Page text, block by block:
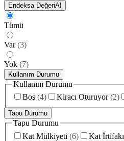
Endeksa DeğeriAI
Tümü
Var (3)
Yok (7)
Kullanım Durumu
Kullanım Durumu
Boş (4) Kiracı Oturuyor (2)
Tapu Durumu
Tapu Durumu
Kat Mülkiyeti (6) Kat İrtifakı